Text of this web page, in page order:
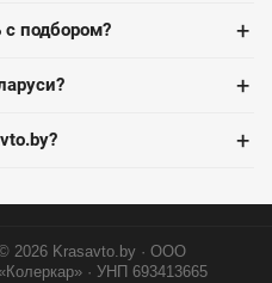
подбором? +
+
+
2026 Krasavto.by · ООО
· УНП 693413665